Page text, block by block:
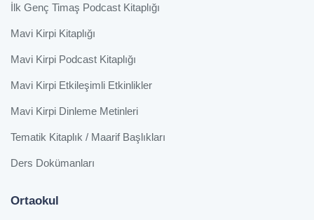
İlk Genç Timaş Podcast Kitaplığı
Mavi Kirpi Kitaplığı
Mavi Kirpi Podcast Kitaplığı
Mavi Kirpi Etkileşimli Etkinlikler
Mavi Kirpi Dinleme Metinleri
Tematik Kitaplık / Maarif Başlıkları
Ders Dokümanları
Ortaokul